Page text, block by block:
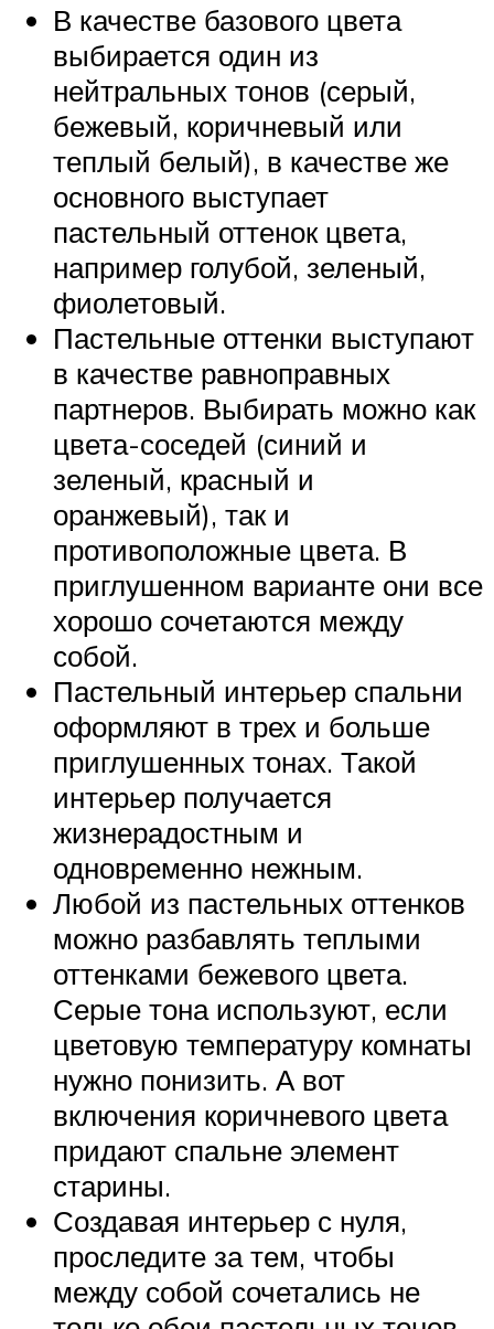
В качестве базового цвета
выбирается один из
нейтральных тонов (серый,
бежевый, коричневый или
теплый белый), в качестве же
основного выступает
пастельный оттенок цвета,
например голубой, зеленый,
фиолетовый.
Пастельные оттенки выступают
в качестве равноправных
партнеров. Выбирать можно как
цвета-соседей (синий и
зеленый, красный и
оранжевый), так и
противоположные цвета. В
приглушенном варианте они все
хорошо сочетаются между
собой.
Пастельный интерьер спальни
оформляют в трех и больше
приглушенных тонах. Такой
интерьер получается
жизнерадостным и
одновременно нежным.
Любой из пастельных оттенков
можно разбавлять теплыми
оттенками бежевого цвета.
Серые тона используют, если
цветовую температуру комнаты
нужно понизить. А вот
включения коричневого цвета
придают спальне элемент
старины.
Создавая интерьер с нуля,
проследите за тем, чтобы
между собой сочетались не